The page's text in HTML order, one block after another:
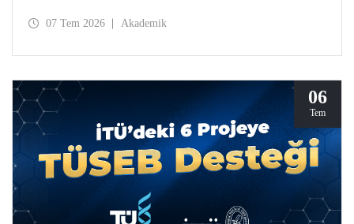
düzenlenen toplantıya YÖK Başkanı Prof. Dr. Erol Özvar
07 Tem 2026 Akademik
06
Tem